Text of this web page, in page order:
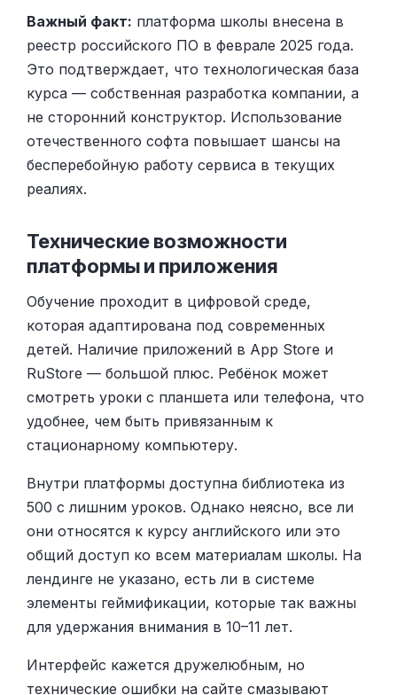
Важный факт: платформа школы внесена в
реестр российского ПО в феврале 2025 года.
Это подтверждает, что технологическая база
курса — собственная разработка компании, а
не сторонний конструктор. Использование
отечественного софта повышает шансы на
бесперебойную работу сервиса в текущих
реалиях.
Технические возможности
платформы и приложения
Обучение проходит в цифровой среде,
которая адаптирована под современных
детей. Наличие приложений в App Store и
RuStore — большой плюс. Ребёнок может
смотреть уроки с планшета или телефона, что
удобнее, чем быть привязанным к
стационарному компьютеру.
Внутри платформы доступна библиотека из
500 с лишним уроков. Однако неясно, все ли
они относятся к курсу английского или это
общий доступ ко всем материалам школы. На
лендинге не указано, есть ли в системе
элементы геймификации, которые так важны
для удержания внимания в 10–11 лет.
Интерфейс кажется дружелюбным, но
технические ошибки на сайте смазывают